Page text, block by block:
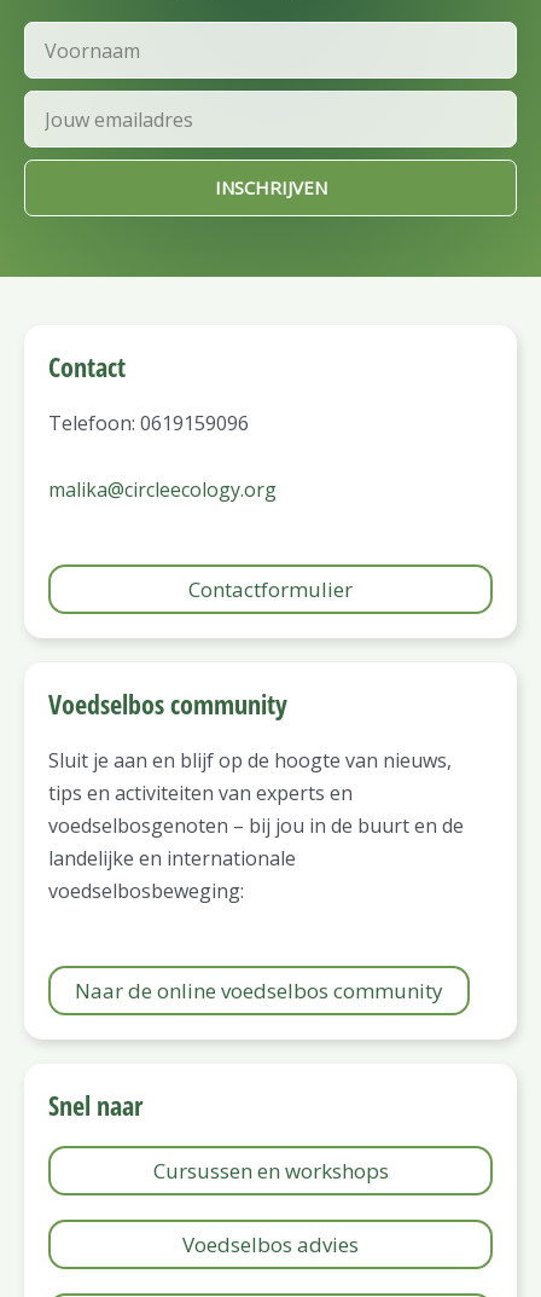
Voornaam
Email
INSCHRIJVEN
Contact
Telefoon: 0619159096
malika@circleecology.org
Contactformulier
Voedselbos community
Sluit je aan en blijf op de hoogte van nieuws,
tips en activiteiten van experts en
voedselbosgenoten – bij jou in de buurt en de
landelijke en internationale
voedselbosbeweging:
Naar de online voedselbos community
Snel naar
Cursussen en workshops
Voedselbos advies